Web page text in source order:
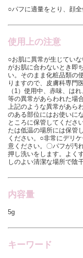
○パフに適量をとり、顔
使用上の注意
○お肌に異常が生じてい
がお肌に合わないとき即
い。そのまま化粧品類の
りますので、皮膚科専門
（1）使用中、赤味、は
等の異常があらわれた場
上記のような異常があら
のある部位にはお使いに
ところに保管してくださ
たは低温の場所には保管
ください。○非常にデリ
意ください。〇パフが汚
押し洗いをします。よく
しのよい清潔な場所で陰
内容量
5g
キーワード